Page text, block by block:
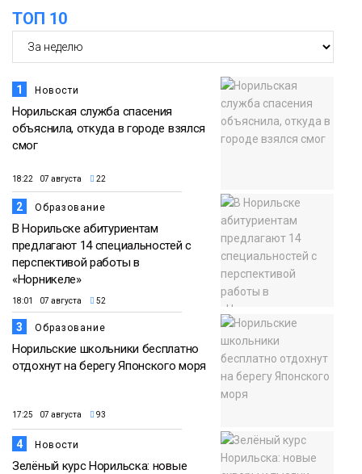
ТОП 10
1 Новости
Норильская служба спасения
объяснила, откуда в городе взялся
смог
18:22 07 августа 22
2 Образование
В Норильске абитуриентам
предлагают 14 специальностей с
перспективой работы в
«Норникеле»
18:01 07 августа 52
3 Образование
Норильские школьники бесплатно
отдохнут на берегу Японского моря
17:25 07 августа 93
4 Новости
Зелёный курс Норильска: новые